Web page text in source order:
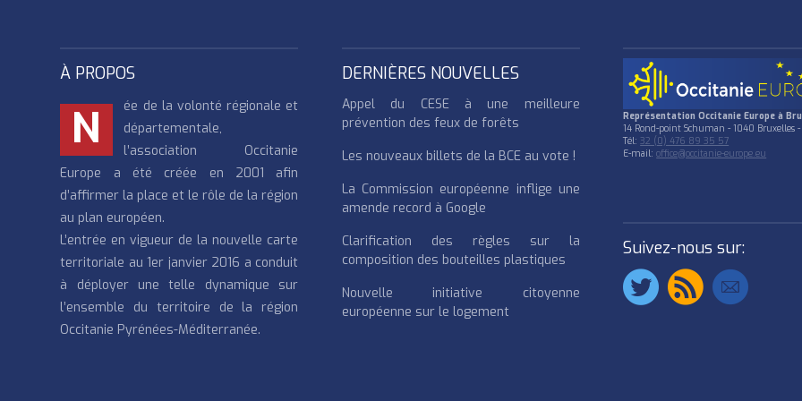
À PROPOS
N
ée de la volonté régionale et
départementale,
l’association Occitanie
Europe a été créée en 2001 afin
d’affirmer la place et le rôle de la région
au plan européen.
L’entrée en vigueur de la nouvelle carte
territoriale au 1er janvier 2016 a conduit
à déployer une telle dynamique sur
l’ensemble du territoire de la région
Occitanie Pyrénées-Méditerranée.
DERNIÈRES NOUVELLES
Appel du CESE à une meilleure
prévention des feux de forêts
Les nouveaux billets de la BCE au vote !
La Commission européenne inflige une
amende record à Google
Clarification des règles sur la
composition des bouteilles plastiques
Nouvelle initiative citoyenne
européenne sur le logement
Représentation Occitanie Europe à
14 Rond-point Schuman - 1040 Bruxelles
Tél:32 (0) 476 89 35 57
E-mail:office@occitanie-europe.eu
Suivez-nous sur: